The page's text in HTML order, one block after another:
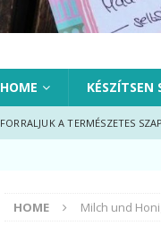
HOME KÉSZÍTSEN
FORRALJUK A TERMÉSZETES
HOME Milch und